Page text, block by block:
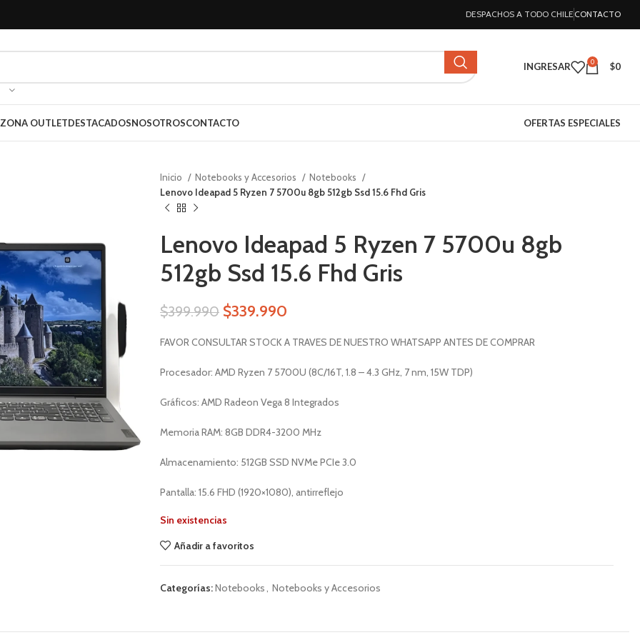
DESPACHOS A TODO CHILE CONTACTO
INGRESAR 0 $0
ZONA OUTLETDESTACADOSNOSOTROSCONTACTO OFERTAS ESPECIALES
Inicio Notebooks y Accesorios
Notebooks
Lenovo Ideapad 5 Ryzen 7 5700u 8gb 512gb Ssd 15.6 Fhd Gris
Lenovo Ideapad 5 Ryzen 7 5700u 8gb
512gb Ssd 15.6 Fhd Gris
$399.990 $339.990
FAVOR CONSULTAR STOCK A TRAVES DE NUESTRO WHATSAPP ANTES DE COMPRAR
Procesador: AMD Ryzen 7 5700U (8C/16T, 1.8 – 4.3 GHz, 7 nm, 15W TDP)
Gráficos: AMD Radeon Vega 8 Integrados
Memoria RAM: 8GB DDR4-3200 MHz
Almacenamiento: 512GB SSD NVMe PCIe 3.0
Pantalla: 15.6 FHD (1920×1080), antirreflejo
Sin existencias
Añadir a favoritos
Categorías:Notebooks, Notebooks y Accesorios